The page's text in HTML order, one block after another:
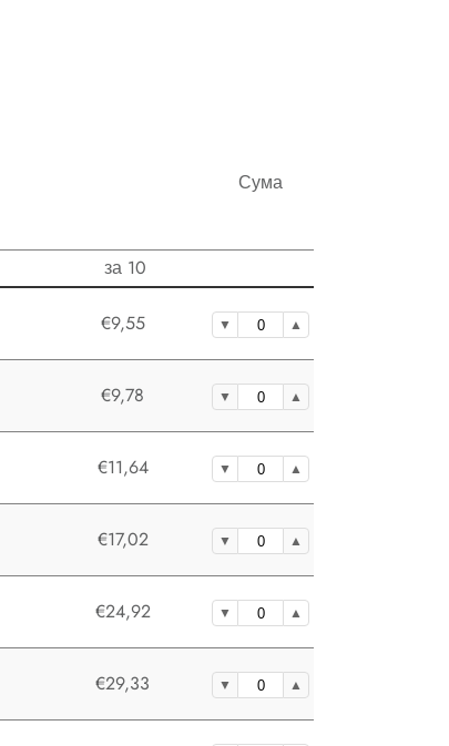
Сума
за 10
€9,55
€9,78
€11,64
€17,02
€24,92
€29,33